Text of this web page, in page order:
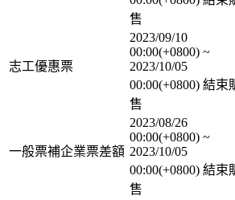
售
志工優惠票
2023/09/10
00:00(+0800) ~
2023/10/05
00:00(+0800) 結束
售
一般票補企業票差額
2023/08/26
00:00(+0800) ~
2023/10/05
00:00(+0800) 結束
售